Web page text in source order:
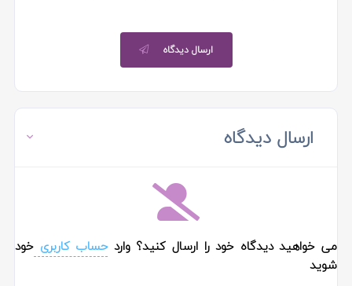
ارسال دیدگاه
ارسال دیدگاه
می خواهید دیدگاه خود را ارسال کنید؟ واردحساب کاربریخود
شوید